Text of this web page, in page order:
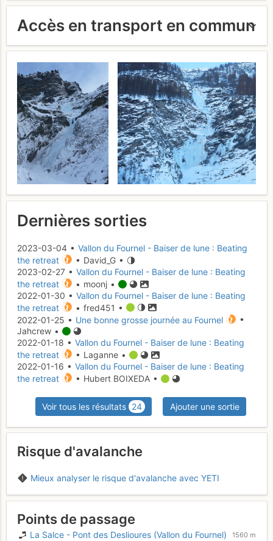
Accès en transport en commun
Dernières sorties
2023-03-04 • Vallon du Fournel - Baiser de lune : Beating
the retreat
• David_G •
2023-02-27 • Vallon du Fournel - Baiser de lune : Beating
the retreat
• moonj •
2022-01-30 • Vallon du Fournel - Baiser de lune : Beating
the retreat
• fred451 •
2022-01-25 • Une bonne grosse journée au Fournel
•
Jahcrew •
2022-01-18 • Vallon du Fournel - Baiser de lune : Beating
the retreat
• Laganne •
2022-01-16 • Vallon du Fournel - Baiser de lune : Beating
the retreat
• Hubert BOIXEDA •
Voir tous les résultats 24 Ajouter une sortie
Risque d'avalanche
Mieux analyser le risque d'avalanche avec YETI
Points de passage
La Salce - Pont des Deslioures (Vallon du Fournel) 1560 m